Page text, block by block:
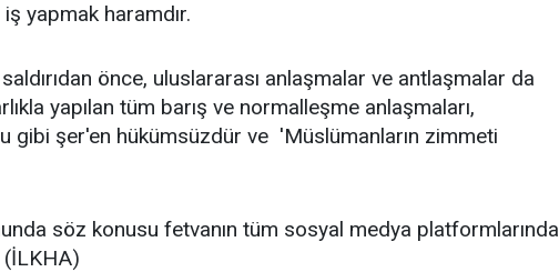
yapmak haramdır.
önce, uluslararası anlaşmalar ve antlaşmalar da
yapılan tüm barış ve normalleşme anlaşmaları,
gibi şer'en hükümsüzdür ve 'Müslümanların zimmeti
söz konusu fetvanın tüm sosyal medya platformlarında
(İLKHA)